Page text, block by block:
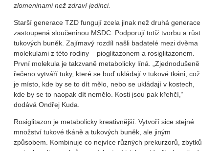
zlomeninami než zdraví jedinci.
Starší generace TZD fungují zcela jinak než druhá generace
zastoupená sloučeninou MSDC. Podporují totiž tvorbu a růst
tukových buněk. Zajímavý rozdíl našli badatelé mezi dvěma
molekulami z této rodiny – pioglitazonem a rosiglitazonem.
První molekula je takzvaně metabolicky líná. „Zjednodušeně
řečeno vytváří tuky, které se buď ukládají v tukové tkáni, což
je místo, kde by se to dít mělo, nebo se ukládají v kostech,
kde by se to naopak dít nemělo. Kosti jsou pak křehčí,“
dodává Ondřej Kuda.
Rosiglitazon je metabolicky kreativnější. Vytvoří sice stejné
množství tukové tkáně a tukových buněk, ale jiným
způsobem. Kombinuje co nejvíce různých prekurzorů, zbytků